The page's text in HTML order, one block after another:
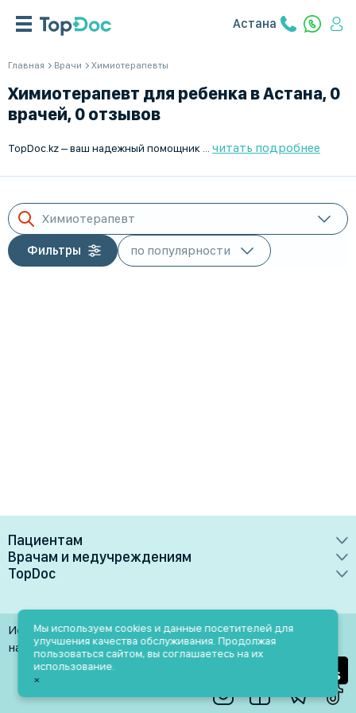
Астана
Главная Врачи Химиотерапевты
Химиотерапевт для ребенка в Астана, 0
врачей, 0 отзывов
читать подробнее
Химиотерапевт
Фильтры
Пациентам
Врачи
Клиники
Лаборатории
Услуги
Блог
Акции и скидки
Врачам и медучреждениям
Преимущества
Медучреждениям
Врачам
TopDoc
Контакты
Помощь
Использование материалов разрешено только при
наличии активной ссылки на источник
Мы используем cookies и данные посетителей для
улучшения качества обслуживания. Продолжая
пользоваться сайтом, вы соглашаетесь на их
использование.
×